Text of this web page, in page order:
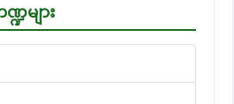
ဍများ